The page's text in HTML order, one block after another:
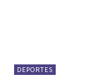
DEPORTES